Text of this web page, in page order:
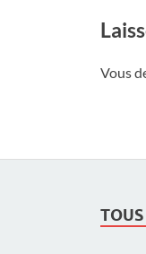
Vous